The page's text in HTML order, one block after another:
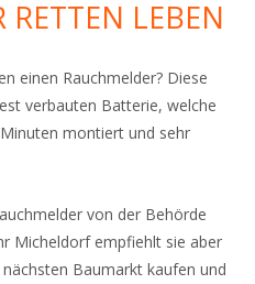
RETTEN LEBEN
einen Rauchmelder? Diese
verbauten Batterie, welche
montiert und sehr
von der Behörde
Micheldorf empfiehlt sie aber
Baumarkt kaufen und